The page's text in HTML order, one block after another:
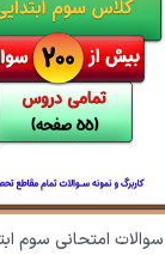
سوالات امتحانی سوم